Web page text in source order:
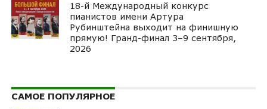
18-й Международный конкурс
пианистов имени Артура
Рубинштейна выходит на финишную
прямую! Гранд-финал 3–9 сентября,
2026
САМОЕ ПОПУЛЯРНОЕ